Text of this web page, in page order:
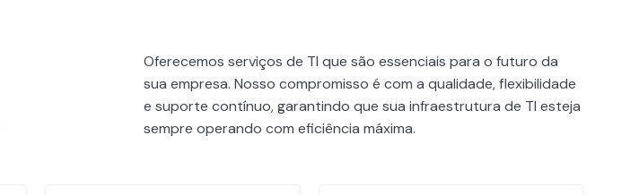
Oferecemos serviços de TI que são essenciais para o futuro da
sua empresa. Nosso compromisso é com a qualidade, flexibilidade
e suporte contínuo, garantindo que sua infraestrutura de TI esteja
sempre operando com eficiência máxima.